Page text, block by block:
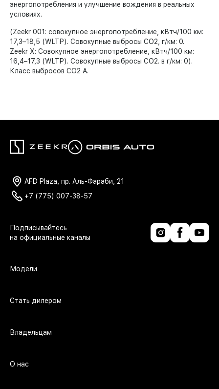
энергопотребления и улучшение вождения в реальных
условиях.
(Zeekr 001: совокупное энергопотребление, кВтч/100 км:
17,3–18,5 (WLTP). Совокупные выбросы CO2, г/км: 0.
Zeekr X: Совокупное энергопотребление, кВтч/100 км:
16,4–17,3 (WLTP). Совокупные выбросы CO2. в г/км: 0).
Класс выбросов CO2 A.
AFD Plaza, пр. Аль-Фараби, 21
+7 (775) 007-38-57
Модели
Стать дилером
Владельцам
О нас